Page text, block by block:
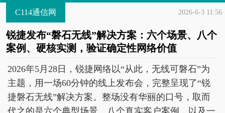
C114通信网 2026-6-3 11:56
锐捷发布“磐石无线”解决方案：六个场景、八个
案例、硬核实测，验证确定性网络价值
2026年5月28日，锐捷网络以“从此，无线可磐石”为
主题，用一场60分钟的线上发布会，完整呈现了“锐
捷磐石无线”解决方案。整场没有华丽的口号，取而
代之的是六个典型场景、八个真实客户案例，以及一